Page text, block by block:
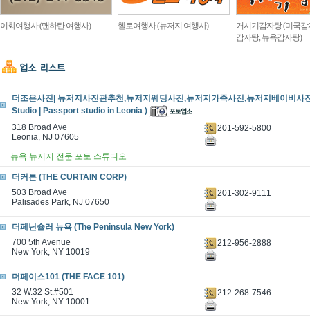
이화여행사 (맨하탄 여행사) 헬로여행사 (뉴저지 여행사)
거시기감자탕 (미국감
감자탕, 뉴욕감자탕)
더조은사진| 뉴저지사진관추천,뉴저지웨딩사진,뉴저지가족사진,뉴저지베이비사
Studio | Passport studio in Leonia )
318 Broad Ave
Leonia, NJ 07605
201-592-5800
뉴욕 뉴저지 전문 포토 스튜디오
더커튼 (THE CURTAIN CORP)
503 Broad Ave
Palisades Park, NJ 07650
201-302-9111
더페닌슐러 뉴욕 (The Peninsula New York)
700 5th Avenue
New York, NY 10019
212-956-2888
더페이스101 (THE FACE 101)
32 W.32 St.#501
New York, NY 10001
212-268-7546